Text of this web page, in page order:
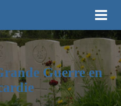
Guerre en